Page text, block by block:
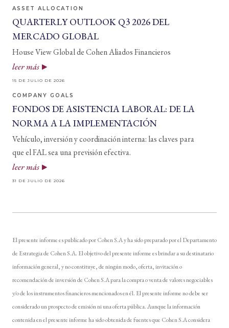
ASSET ALLOCATION
QUARTERLY OUTLOOK Q3 2026 DEL
MERCADO GLOBAL
House View Global de Cohen Aliados Financieros
leer más
15 DE JULIO DE 2026
COMPANY GOALS
FONDOS DE ASISTENCIA LABORAL: DE LA
NORMA A LA IMPLEMENTACIÓN
Vehículo, inversión y coordinación interna: las claves para
que el FAL sea una previsión efectiva.
leer más
31 DE JULIO DE 2026
El presente informe es publicado por Cohen S.A y ha sido preparado por el Departamento
de Estrategia de Cohen S.A. El objetivo del presente informe es brindar a su destinatario
información general, y no constituye, de ningún modo, oferta, invitación o
recomendación de inversión de Cohen S.A para la compra o venta de valores negociables
y/o de los instrumentos financieros mencionados en él. El presente informe no debe ser
considerado un prospecto de emisión ni una oferta pública. Aunque la información
contenida en el presente informe ha sido obtenida de fuentes que Cohen S.A considera